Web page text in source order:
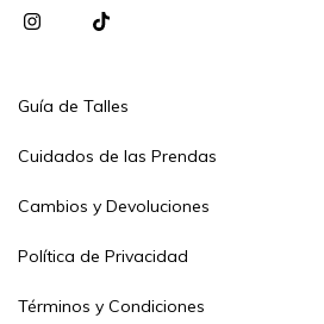
Guía de Talles
Cuidados de las Prendas
Cambios y Devoluciones
Política de Privacidad
Términos y Condiciones